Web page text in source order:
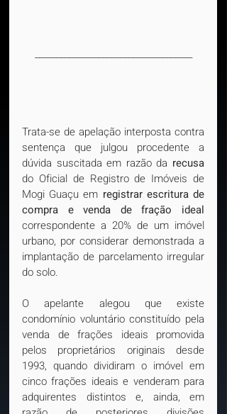
_____________________________________
Trata-se de apelação interposta contra
sentença que julgou procedente a
dúvida suscitada em razão da recusa
do Oficial de Registro de Imóveis de
Mogi Guaçu em registrar escritura de
compra e venda de fração ideal
correspondente a 20% de um imóvel
urbano, por considerar demonstrada a
implantação de parcelamento irregular
do solo.
O apelante alegou que existe
condomínio voluntário constituído pela
venda de frações ideais promovida
pelos proprietários originais desde
1993, quando dividiram o imóvel em
cinco frações ideais e venderam para
adquirentes distintos e, ainda, em